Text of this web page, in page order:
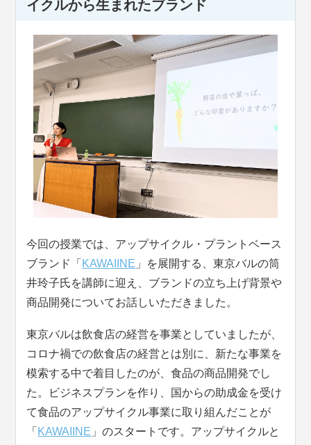
イクルから生まれたブランド
今回の授業では、アップサイクル・プラントベース
ブランド「 KAWAIINE 」を展開する、東京バルの筒
井玲子氏を講師に迎え、ブランドの立ち上げ背景や
商品開発についてお話しいただきました。
東京バルは飲食店の経営を事業としていましたが、
コロナ禍での飲食店の経営とは別に、新たな事業を
模索する中で着目したのが、食品の商品開発でし
た。ビジネスプランを作り、国からの助成金を受け
て食品のアップサイクル事業に取り組んだことが
「 KAWAIINE 」のスタートです。アップサイクルと